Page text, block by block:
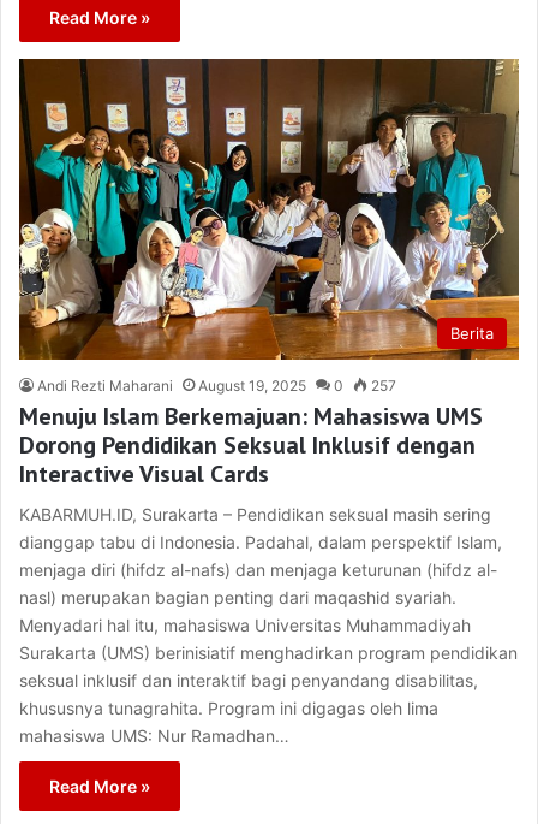
Read More »
Berita
Andi Rezti Maharani August 19, 2025 0 257
Menuju Islam Berkemajuan: Mahasiswa UMS
Dorong Pendidikan Seksual Inklusif dengan
Interactive Visual Cards
KABARMUH.ID, Surakarta – Pendidikan seksual masih sering
dianggap tabu di Indonesia. Padahal, dalam perspektif Islam,
menjaga diri (hifdz al-nafs) dan menjaga keturunan (hifdz al-
nasl) merupakan bagian penting dari maqashid syariah.
Menyadari hal itu, mahasiswa Universitas Muhammadiyah
Surakarta (UMS) berinisiatif menghadirkan program pendidikan
seksual inklusif dan interaktif bagi penyandang disabilitas,
khususnya tunagrahita. Program ini digagas oleh lima
mahasiswa UMS: Nur Ramadhan…
Read More »